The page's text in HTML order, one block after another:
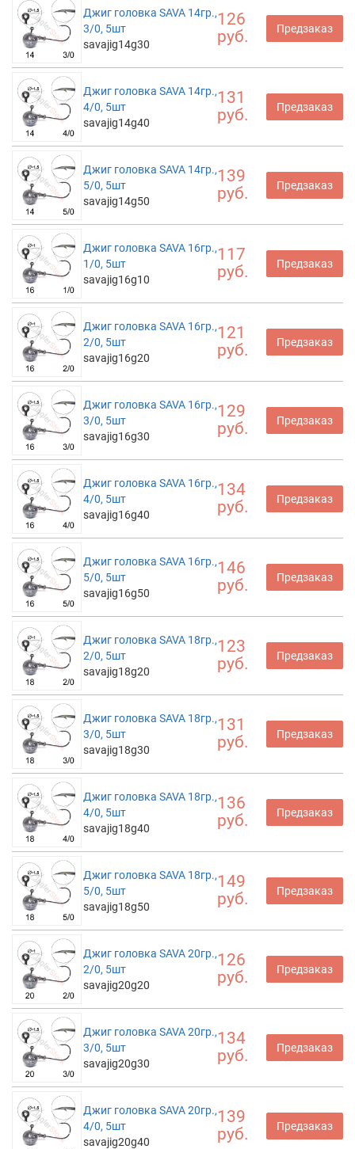
Джиг головка SAVA 14гр.,
3/0, 5шт
savajig14g30
126
руб.
Предзаказ
Джиг головка SAVA 14гр.,
4/0, 5шт
savajig14g40
131
руб.
Предзаказ
Джиг головка SAVA 14гр.,
5/0, 5шт
savajig14g50
139
руб.
Предзаказ
Джиг головка SAVA 16гр.,
1/0, 5шт
savajig16g10
117
руб.
Предзаказ
Джиг головка SAVA 16гр.,
2/0, 5шт
savajig16g20
121
руб.
Предзаказ
Джиг головка SAVA 16гр.,
3/0, 5шт
savajig16g30
129
руб.
Предзаказ
Джиг головка SAVA 16гр.,
4/0, 5шт
savajig16g40
134
руб.
Предзаказ
Джиг головка SAVA 16гр.,
5/0, 5шт
savajig16g50
146
руб.
Предзаказ
Джиг головка SAVA 18гр.,
2/0, 5шт
savajig18g20
123
руб.
Предзаказ
Джиг головка SAVA 18гр.,
3/0, 5шт
savajig18g30
131
руб.
Предзаказ
Джиг головка SAVA 18гр.,
4/0, 5шт
savajig18g40
136
руб.
Предзаказ
Джиг головка SAVA 18гр.,
5/0, 5шт
savajig18g50
149
руб.
Предзаказ
Джиг головка SAVA 20гр.,
2/0, 5шт
savajig20g20
126
руб.
Предзаказ
Джиг головка SAVA 20гр.,
3/0, 5шт
savajig20g30
134
руб.
Предзаказ
Джиг головка SAVA 20гр.,
4/0, 5шт
savajig20g40
139
руб.
Предзаказ